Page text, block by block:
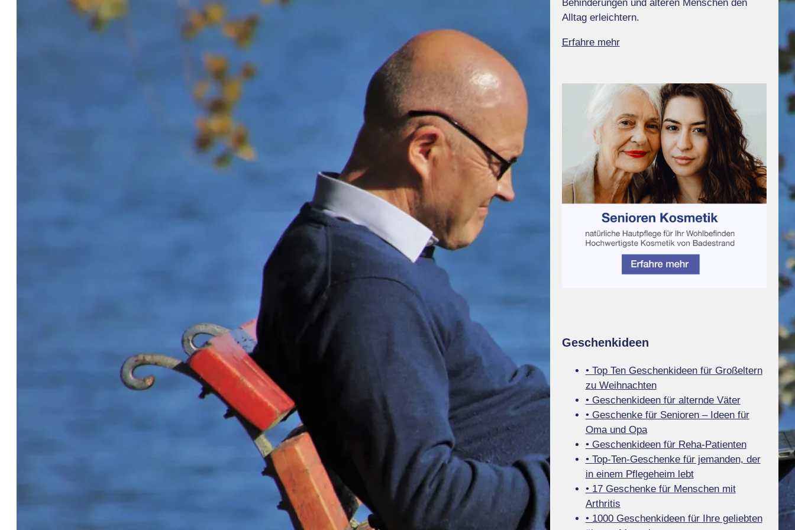
Behinderungen und älteren Menschen den
Alltag erleichtern.
Erfahre mehr
Geschenkideen
• Top Ten Geschenkideen für Großeltern
zu Weihnachten
• Geschenkideen für alternde Väter
• Geschenke für Senioren – Ideen für
Oma und Opa
• Geschenkideen für Reha-Patienten
• Top-Ten-Geschenke für jemanden, der
in einem Pflegeheim lebt
• 17 Geschenke für Menschen mit
Arthritis
• 1000 Geschenkideen für Ihre geliebten